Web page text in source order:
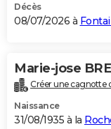
Décès
08/07/2026 à
Marie-jose
Créer une cagnotte
Naissance
31/08/1935 à la